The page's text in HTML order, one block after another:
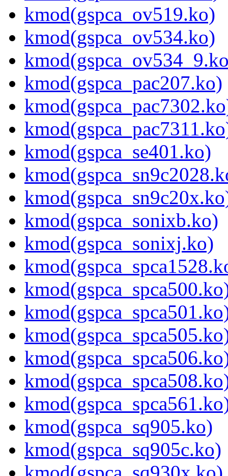
kmod(gspca_ov519.ko)
kmod(gspca_ov534.ko)
kmod(gspca_pac207.ko)
kmod(gspca_se401.ko)
kmod(gspca_sonixb.ko)
kmod(gspca_sonixj.ko)
kmod(gspca_sq905.ko)
kmod(gspca_sq905c.ko)